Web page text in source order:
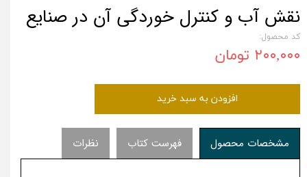
نقش آب و کنترل خوردگی آن در صنایع
کد محصول:
۲۰۰,۰۰۰ تومان
افزودن به سبد خرید
مشخصات محصول فهرست کتاب نظرات